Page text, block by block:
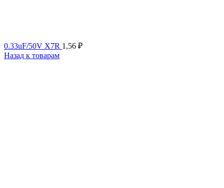
0.33uF/50V X7R 1,56 ₽
Назад к товарам